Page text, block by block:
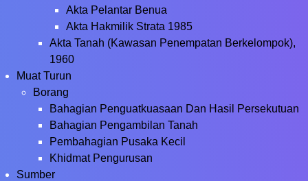
Akta Pelantar Benua
Akta Hakmilik Strata 1985
Akta Tanah (Kawasan Penempatan Berkelompok),
1960
Muat Turun
Borang
Bahagian Penguatkuasaan Dan Hasil Persekutuan
Bahagian Pengambilan Tanah
Pembahagian Pusaka Kecil
Khidmat Pengurusan
Sumber